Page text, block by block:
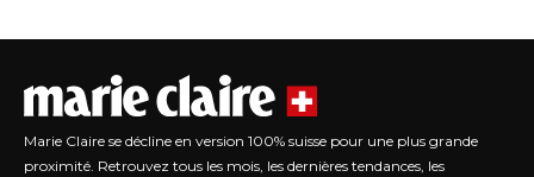
Marie Claire se décline en version 100% suisse pour une plus grande
proximité. Retrouvez tous les mois, les dernières tendances, les